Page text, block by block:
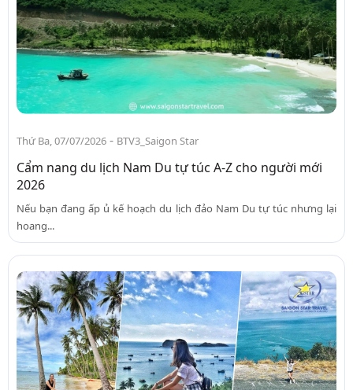
Thứ Ba, 07/07/2026 - BTV3_Saigon Star
Cẩm nang du lịch Nam Du tự túc A-Z cho người mới
2026
Nếu bạn đang ấp ủ kế hoạch du lịch đảo Nam Du tự túc nhưng lại
hoang...